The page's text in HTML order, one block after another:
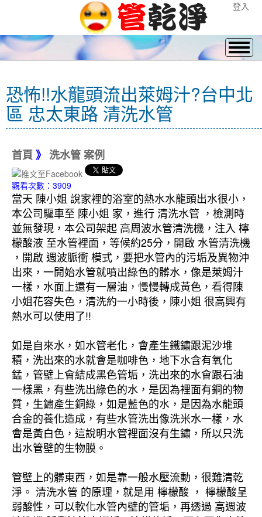
登入
恐怖!!水龍頭流出萊姆汁?台中北
區 忠太東路 清洗水管
首頁 》 洗水管 案例
觀看次數：3909
當天 陳小姐 說家裡的浴室的熱水水龍頭出水很小，
本公司驅車至 陳小姐 家，進行 清洗水管 ，檢測時
並無發現，本公司架起 高周波水管清洗機，注入 檸
檬酸液 至水管裡面，等候約25分，開啟 水管清洗機
，開啟 週波脈衝 模式，要把水管內的污垢及異物沖
出來，一開始水管就噴出綠色的髒水，像是萊姆汁
一樣，水面上還有一層油，慢慢轉成黃色，看得陳
小姐花容失色，清洗約一小時後，陳小姐 很高興有
熱水可以使用了!!
如是自來水，如水管老化，會產生鐵鏽跟泥沙堆
積，洗出來的水就會是咖啡色，地下水含有氧化
錳，管壁上會結成黑色管垢，洗出來的水會跟石油
一樣黑，有些洗出綠色的水，是因為裡面有銅的物
質，生鏽產生銅綠，如是藍色的水，是因為水龍頭
合金的養化造成，有些水管洗出像洗米水一樣，水
會是黃白色，這說明水管裡面沒有生鏽，所以只洗
出水管壁的生物膜。
管壁上的髒東西，如是靠一般水壓流動，很難清乾
淨。 清洗水管 的原理，就是用 檸檬酸 ， 檸檬酸呈
弱酸性，可以軟化水管內壁的管垢，再透過 高週波